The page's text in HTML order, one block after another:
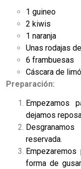
1 guineo
2 kiwis
1 naranja
Unas rodajas
6 frambuesas
Cáscara de
Preparación:
Empezamos
dejamos
reservada.
forma de